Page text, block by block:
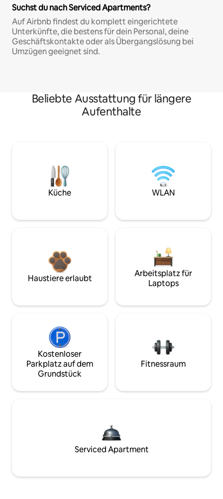
Suchst du nach Serviced Apartments?
Auf Airbnb findest du komplett eingerichtete
Unterkünfte, die bestens für dein Personal, deine
Geschäftskontakte oder als Übergangslösung bei
Umzügen geeignet sind.
Beliebte Ausstattung für längere
Aufenthalte
Küche WLAN
Haustiere erlaubt
Arbeitsplatz für
Laptops
Kostenloser
Parkplatz auf dem
Grundstück
Fitnessraum
Serviced Apartment